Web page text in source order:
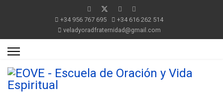
+34 956 767 695
+34 616 262 514
veladyoradfraternidad@gmail.com